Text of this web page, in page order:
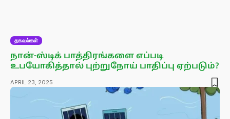
தகவல்கள்
நான்-ஸ்டிக் பாத்திரங்களை எப்படி
உபயோகித்தால் புற்றுநோய் பாதிப்பு ஏற்படும்?
APRIL 23, 2025